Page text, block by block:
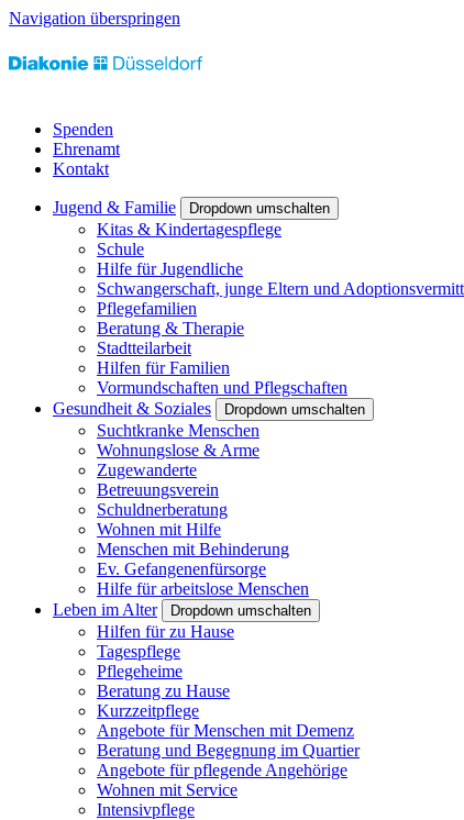
Navigation überspringen
Spenden
Ehrenamt
Kontakt
Jugend & Familie Dropdown umschalten
Kitas & Kindertagespflege
Schule
Hilfe für Jugendliche
Schwangerschaft, junge Eltern und
Pflegefamilien
Beratung & Therapie
Stadtteilarbeit
Hilfen für Familien
Vormundschaften und Pflegschaften
Gesundheit & Soziales
Dropdown umschalten
Suchtkranke Menschen
Wohnungslose & Arme
Zugewanderte
Betreuungsverein
Schuldnerberatung
Wohnen mit Hilfe
Menschen mit Behinderung
Ev. Gefangenenfürsorge
Hilfe für arbeitslose Menschen
Leben im Alter
Dropdown umschalten
Hilfen für zu Hause
Tagespflege
Pflegeheime
Beratung zu Hause
Kurzzeitpflege
Angebote für Menschen mit Demenz
Beratung und Begegnung im Quartier
Angebote für pflegende Angehörige
Wohnen mit Service
Intensivpflege